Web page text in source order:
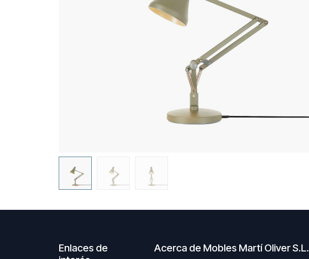
Enlaces de
Acerca de Mobles Martí Oliver S.L.